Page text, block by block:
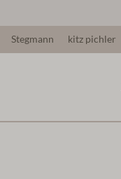
Stegmann kitz pichler